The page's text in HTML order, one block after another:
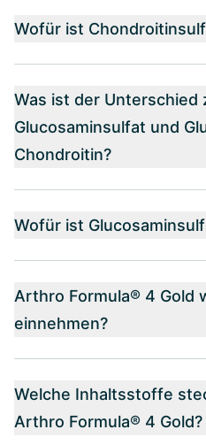
Wofür ist
Was ist der Unterschied
Glucosaminsulfat und
Chondroitin?
Wofür ist
Arthro Formula® 4 Gold
einnehmen?
Welche Inhaltsstoffe
Arthro Formula® 4 Gold?